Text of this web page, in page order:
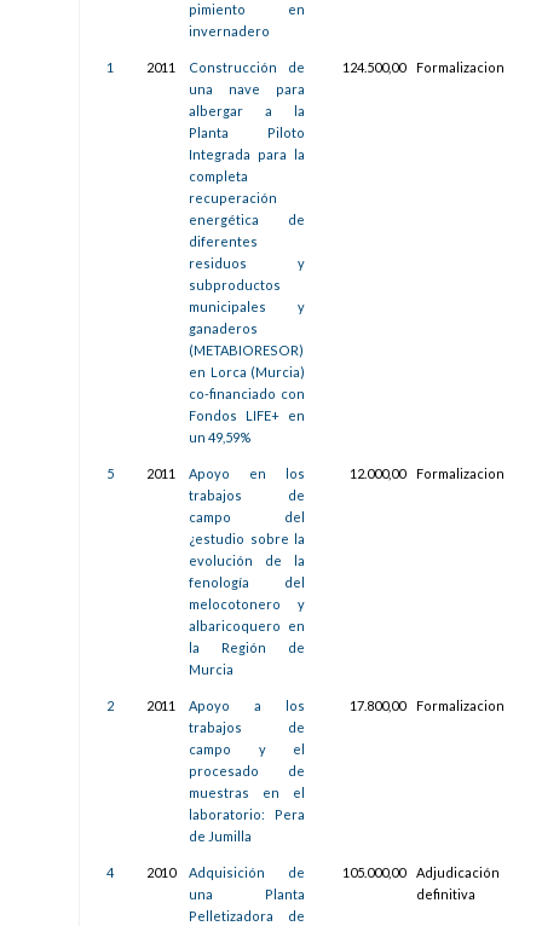
pimiento en
invernadero
1 2011
Construcción de
una nave para
albergar a la
Planta Piloto
Integrada para la
completa
recuperación
energética de
diferentes
residuos y
subproductos
municipales y
ganaderos
(METABIORESOR)
en Lorca (Murcia)
co-financiado con
Fondos LIFE+ en
un 49,59%
124.500,00 Formalizacion
5 2011
Apoyo en los
trabajos de
campo del
¿estudio sobre la
evolución de la
fenología del
melocotonero y
albaricoquero en
la Región de
Murcia
12.000,00 Formalizacion
2 2011
Apoyo a los
trabajos de
campo y el
procesado de
muestras en el
laboratorio: Pera
de Jumilla
17.800,00 Formalizacion
4 2010
Adquisición de
una Planta
Pelletizadora de
105.000,00
Adjudicación
definitiva